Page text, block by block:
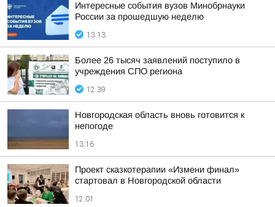
Интересные события вузов Минобрнауки
России за прошедшую неделю
13:13
Более 26 тысяч заявлений поступило в
учреждения СПО региона
12:39
Новгородская область вновь готовится к
непогоде
13:16
Проект сказкотерапии «Измени финал»
стартовал в Новгородской области
12:01